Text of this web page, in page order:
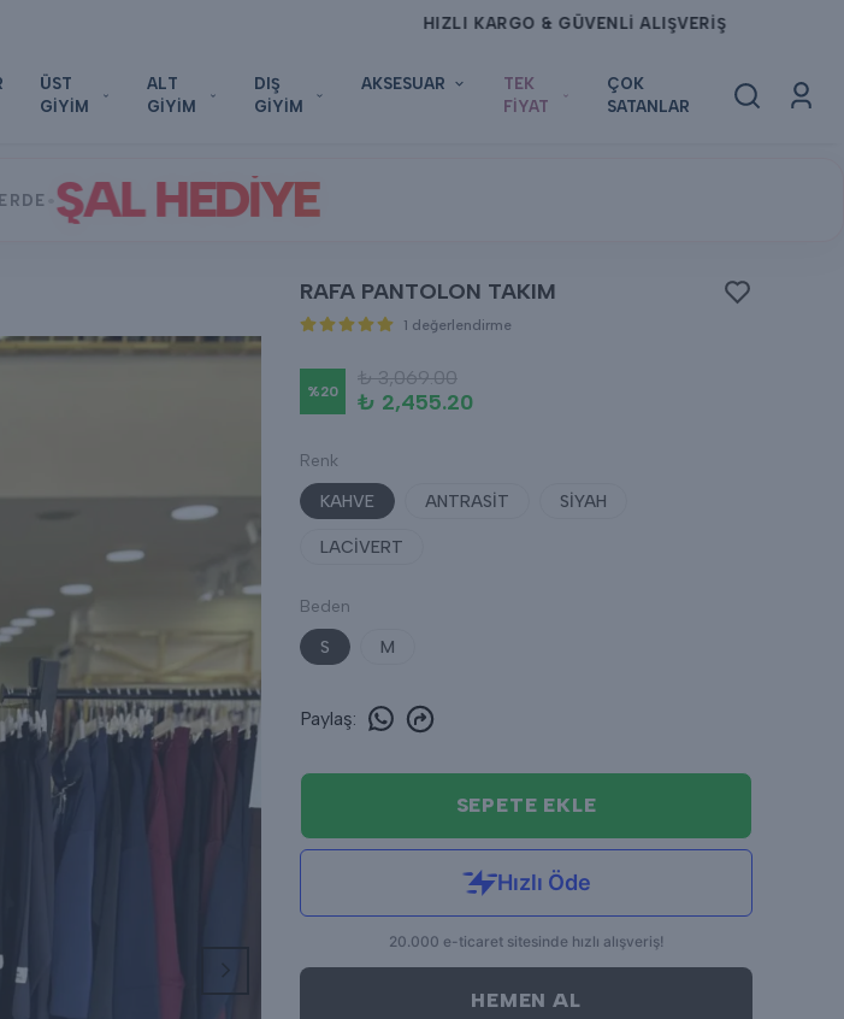
ÜST
GİYİM
ALT
GİYİM
DIŞ
GİYİM
AKSESUAR
TEK
FİYAT
ÇOK
SATANLAR
ŞAL HEDİYE
RAFA PANTOLON TAKIM
1 değerlendirme
%20
₺ 3,069.00
₺ 2,455.20
Renk
KAHVE
ANTRASİT SİYAH
LACİVERT
Beden
S
M
Paylaş:
SEPETE EKLE
HEMEN AL